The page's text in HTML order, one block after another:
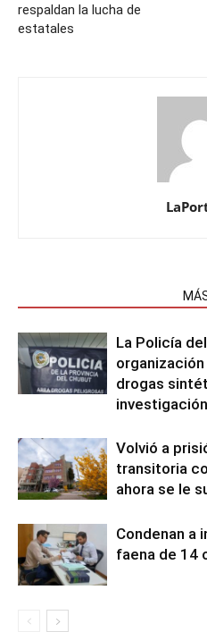
respaldan la lucha de
estatales
La Policía
drogas
Volvió a
transitoria
ahora se le
Condenan a
faena de 14